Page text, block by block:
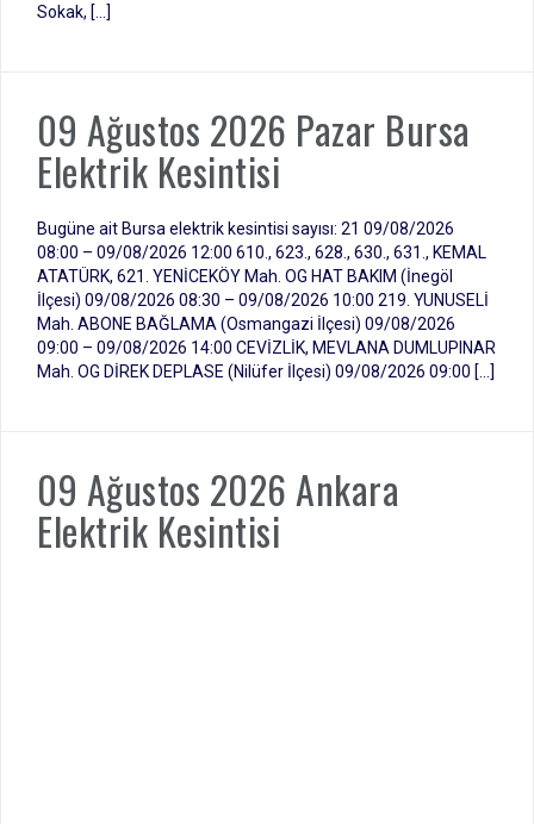
Sokak, […]
09 Ağustos 2026 Pazar Bursa
Elektrik Kesintisi
Bugüne ait Bursa elektrik kesintisi sayısı: 21 09/08/2026
08:00 – 09/08/2026 12:00 610., 623., 628., 630., 631., KEMAL
ATATÜRK, 621. YENİCEKÖY Mah. OG HAT BAKIM (İnegöl
İlçesi) 09/08/2026 08:30 – 09/08/2026 10:00 219. YUNUSELİ
Mah. ABONE BAĞLAMA (Osmangazi İlçesi) 09/08/2026
09:00 – 09/08/2026 14:00 CEVİZLİK, MEVLANA DUMLUPINAR
Mah. OG DİREK DEPLASE (Nilüfer İlçesi) 09/08/2026 09:00 […]
09 Ağustos 2026 Ankara
Elektrik Kesintisi